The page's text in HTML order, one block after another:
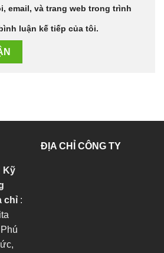
email, và trang web trong trình
luận kế tiếp của tôi.
Kỹ
chỉ :
ĐỊA CHỈ CÔNG TY